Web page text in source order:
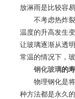
放淋雨是比较容
不考虑热炸裂
温度的升高发生
让玻璃逐渐从透
常温的情况下，
钢化玻璃的
物理钢化是将
种方法都是永久